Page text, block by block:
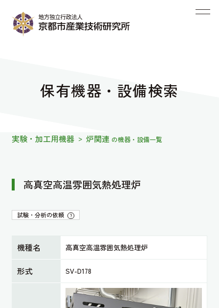
保有機器・設備検索
実験・加工用機器 > 炉関連 の機器・設備一覧
高真空高温雰囲気熱処理炉
試験・分析の依頼 ?
機種名 高真空高温雰囲気熱処理炉
形式 SV-D178